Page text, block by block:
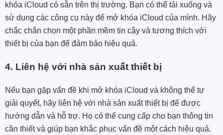
khóa iCloud có sẵn trên thị trường. Bạn có thể tải xuống và
sử dụng các công cụ này để mở khóa iCloud của mình. Hãy
chắc chắn chọn một phần mềm tin cậy và tương thích với
thiết bị của bạn để đảm bảo hiệu quả.
4. Liên hệ với nhà sản xuất thiết bị
Nếu bạn gặp vấn đề khi mở khóa iCloud và không thể tự
giải quyết, hãy liên hệ với nhà sản xuất thiết bị để được
hướng dẫn và hỗ trợ. Họ có thể cung cấp cho bạn thông tin
cần thiết và giúp bạn khắc phục vấn đề một cách hiệu quả.